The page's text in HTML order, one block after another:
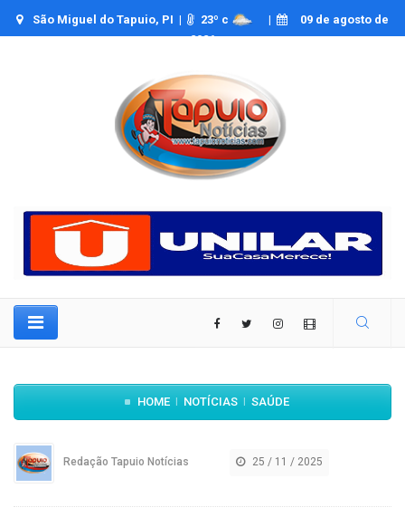
São Miguel do Tapuio, PI | 23º c |
09 de agosto de
2026
HOME NOTÍCIAS SAÚDE
Redação Tapuio Notícias 25 / 11 / 2025